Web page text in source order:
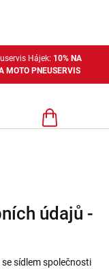
Hájek: 10% NA
MOTO PNEUSERVIS
Nákupní
údajů -
se sídlem společnosti